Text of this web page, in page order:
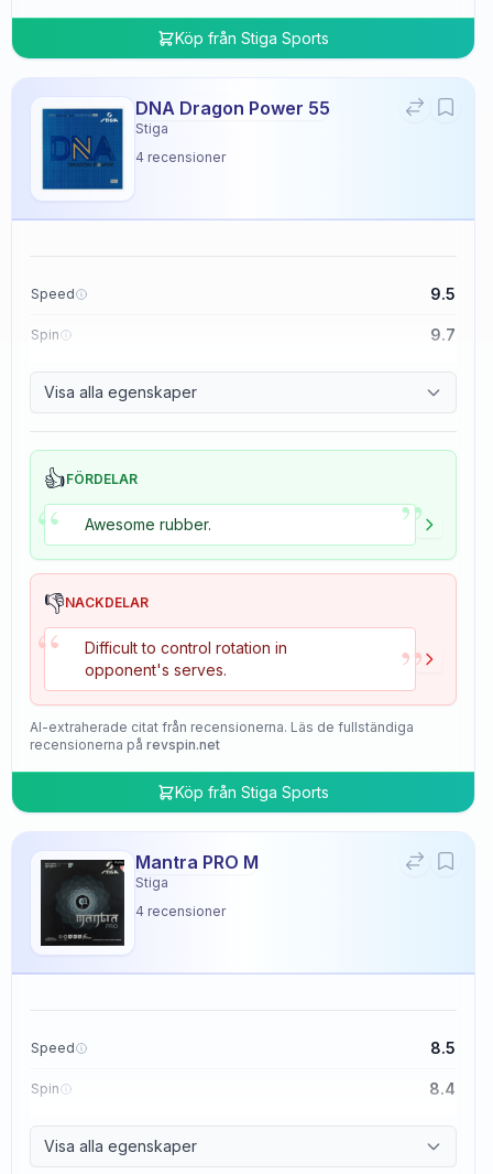
Köp från Stiga Sports
DNA Dragon Power 55
Stiga
4 recensioner
Speed 9.5
Spin 9.7
Visa alla egenskaper
👍FÖRDELAR
“ Awesome rubber. ”
👎NACKDELAR
“
Difficult to control rotation in
opponent's serves.
”
AI-extraherade citat från recensionerna. Läs de fullständiga
recensionerna på revspin.net
Köp från Stiga Sports
Mantra PRO M
Stiga
4 recensioner
Speed 8.5
Spin 8.4
Visa alla egenskaper